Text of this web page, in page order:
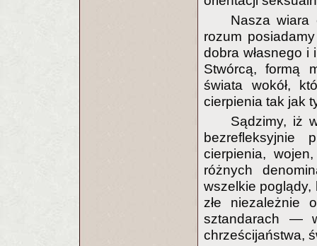
Nasza wiara
rozum
dobra własnego i
Stwórcą, formą
świata wokół,
cierpienia tak jak
Sądzimy, iż
bezrefleksyjnie
cierpienia,
różnych
wszelkie poglądy,
złe niezależnie
sztandarach —
chrześcijaństwa,